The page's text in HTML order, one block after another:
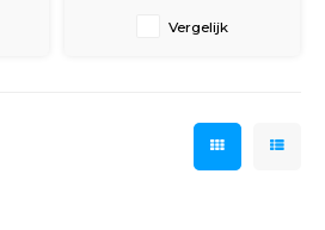
Vergelijk